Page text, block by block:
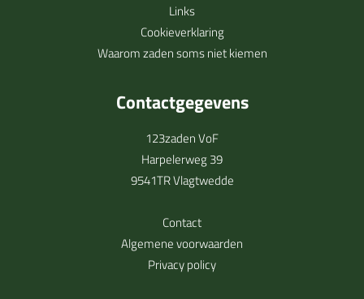
Links
Cookieverklaring
Waarom zaden soms niet kiemen
Contactgegevens
123zaden VoF
Harpelerweg 39
9541TR Vlagtwedde
Contact
Algemene voorwaarden
Privacy policy